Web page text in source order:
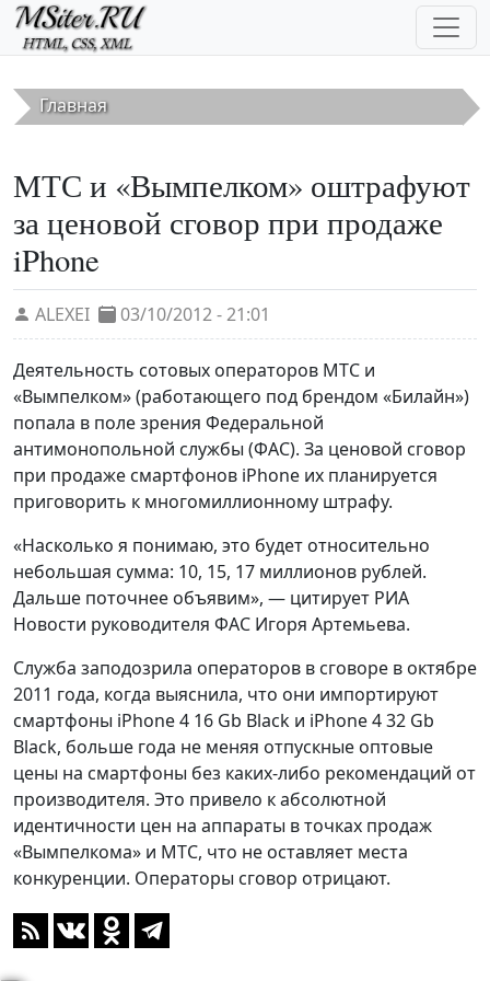
Перейти к основному содержанию
Главная
МТС и «Вымпелком» оштрафуют
за ценовой сговор при продаже
iPhone
ALEXEI 03/10/2012 - 21:01
Деятельность сотовых операторов МТС и
«Вымпелком» (работающего под брендом «Билайн»)
попала в поле зрения Федеральной
антимонопольной службы (ФАС). За ценовой сговор
при продаже смартфонов iPhone их планируется
приговорить к многомиллионному штрафу.
«Насколько я понимаю, это будет относительно
небольшая сумма: 10, 15, 17 миллионов рублей.
Дальше поточнее объявим», — цитирует РИА
Новости руководителя ФАС Игоря Артемьева.
Служба заподозрила операторов в сговоре в октябре
2011 года, когда выяснила, что они импортируют
смартфоны iPhone 4 16 Gb Black и iPhone 4 32 Gb
Black, больше года не меняя отпускные оптовые
цены на смартфоны без каких-либо рекомендаций от
производителя. Это привело к абсолютной
идентичности цен на аппараты в точках продаж
«Вымпелкома» и МТС, что не оставляет места
конкуренции. Операторы сговор отрицают.